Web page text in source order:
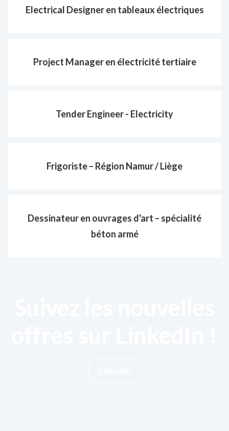
Electrical Designer en tableaux électriques
Project Manager en électricité tertiaire
Tender Engineer - Electricity
Frigoriste – Région Namur / Liège
Dessinateur en ouvrages d'art – spécialité
béton armé